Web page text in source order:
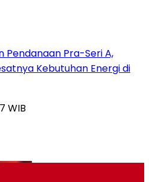
Pendanaan Pra-Seri A,
Kebutuhan Energi di
WIB